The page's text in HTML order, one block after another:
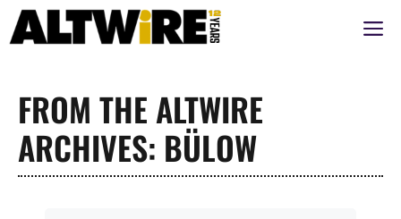
Aller
au
FROM THE ALTWIRE
ARCHIVES: BÜLOW